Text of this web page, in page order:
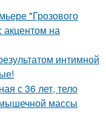
"Грозового
на
интимной
с 36 лет, тело
мышечной массы